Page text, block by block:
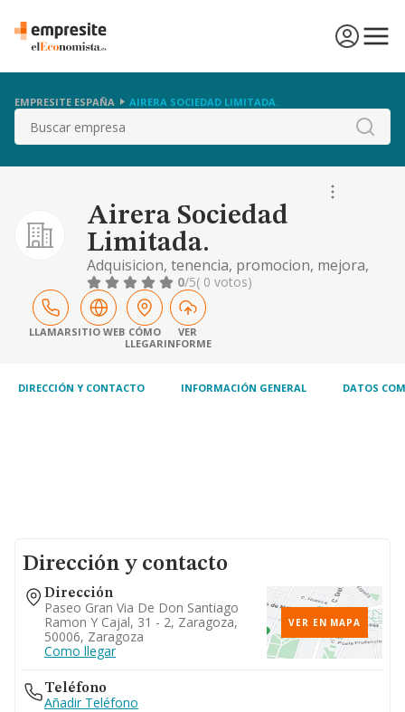
EMPRESITE ESPAÑA AIRERA SOCIEDAD LIMITADA.
Buscar
Airera Sociedad
Limitada.
Adquisicion, tenencia, promocion, mejora,
transformacion, rehabilitacion, decoracion,
urbanizacion, venta, administracion,
arrendamiento no financiero y explotacion
de bienes inmuebles; tanto rustico como
urbanos. realiz
0/5( 0 votos)
LLAMARSITIO WEB CÓMO
LLEGAR
VER
INFORME
DIRECCIÓN Y CONTACTO INFORMACIÓN GENERAL DATOS
Dirección y contacto
Dirección
Paseo Gran Via De Don Santiago
Ramon Y Cajal, 31 - 2, Zaragoza,
50006, Zaragoza
Como llegar
VER EN MAPA
Teléfono
Añadir Teléfono